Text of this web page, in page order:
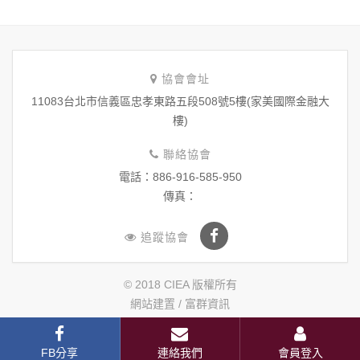
協會會址
11083台北市信義區忠孝東路五段508號5樓(家美國際金融大
樓)
聯絡協會
電話：886-916-585-950
傳真：
追蹤協會
© 2018 CIEA 版權所有
網站建置 / 富群資訊
FB分享 連絡我們 會員登入